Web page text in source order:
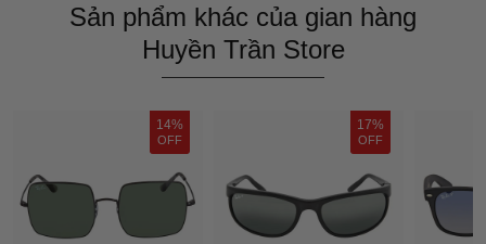
Sản phẩm khác của gian hàng
Huyền Trần Store
14%
OFF
17%
OFF